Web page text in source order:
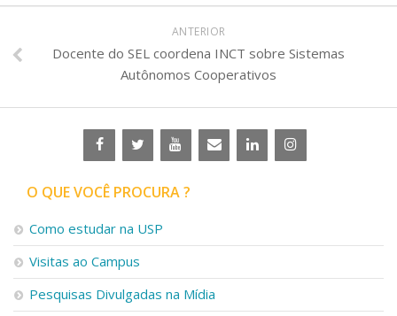
ANTERIOR
Docente do SEL coordena INCT sobre Sistemas
Autônomos Cooperativos
O QUE VOCÊ PROCURA ?
Como estudar na USP
Visitas ao Campus
Pesquisas Divulgadas na Mídia